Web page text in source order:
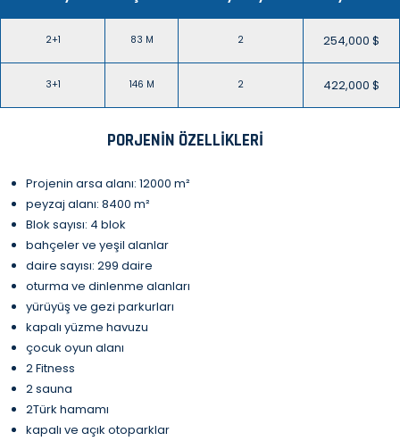
2+1 83 M 2 254,000 $
3+1 146 M 2 422,000 $
PORJENIN ÖZELLIKLERI
Projenin arsa alanı: 12000 m²
peyzaj alanı: 8400 m²
Blok sayısı: 4 blok
bahçeler ve yeşil alanlar
daire sayısı: 299 daire
oturma ve dinlenme alanları
yürüyüş ve gezi parkurları
kapalı yüzme havuzu
çocuk oyun alanı
2 Fitness
2 sauna
2Türk hamamı
kapalı ve açık otoparklar